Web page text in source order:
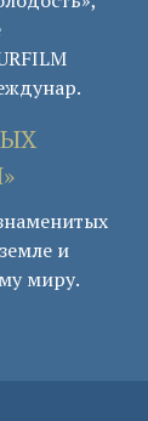
и
миру.